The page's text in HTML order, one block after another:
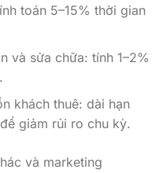
toán 5–15% thời gian
và sửa chữa: tính 1–2%
khách thuê: dài hạn
giảm rủi ro chu kỳ.
và marketing